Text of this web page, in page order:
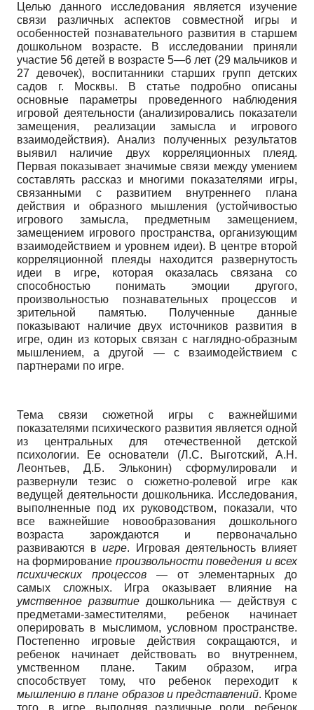
Целью данного исследования является изучение
связи различных аспектов совместной игры и
особенностей познавательного развития в старшем
дошкольном возрасте. В исследовании приняли
участие 56 детей в возрасте 5—6 лет (29 мальчиков и
27 девочек), воспитанники старших групп детских
садов г. Москвы. В статье подробно описаны
основные параметры проведенного наблюдения
игровой деятельности (анализировались показатели
замещения, реализации замысла и игрового
взаимодействия). Анализ полученных результатов
выявил наличие двух корреляционных плеяд.
Первая показывает значимые связи между умением
составлять рассказ и многими показателями игры,
связанными с развитием внутреннего плана
действия и образного мышления (устойчивостью
игрового замысла, предметным замещением,
замещением игрового пространства, организующим
взаимодействием и уровнем идеи). В центре второй
корреляционной плеяды находится развернутость
идеи в игре, которая оказалась связана со
способностью понимать эмоции другого,
произвольностью познавательных процессов и
зрительной памятью. Полученные данные
показывают наличие двух источников развития в
игре, один из которых связан с наглядно-образным
мышлением, а другой — с взаимодействием с
партнерами по игре.
Тема связи сюжетной игры с важнейшими
показателями психического развития является одной
из центральных для отечественной детской
психологии. Ее основатели (Л.С. Выготский, А.Н.
Леонтьев, Д.Б. Эльконин) сформулировали и
развернули тезис о сюжетно-ролевой игре как
ведущей деятельности дошкольника. Исследования,
выполненные под их руководством, показали, что
все важнейшие новообразования дошкольного
возраста зарождаются и первоначально
развиваются вигре. Игровая деятельность влияет
на формирование произвольности поведения и всех
психических процессов
— от элементарных до
самых сложных. Игра оказывает влияние на
умственное развитиедошкольника— действуя с
предметами-заместителями, ребенок начинает
оперировать в мыслимом, условном пространстве.
Постепенно игровые действия сокращаются, и
ребенок начинает действовать во внутреннем,
умственном плане. Таким образом, игра
способствует тому, что ребенок переходит к
мышлению в плане образов и представлений. Кроме